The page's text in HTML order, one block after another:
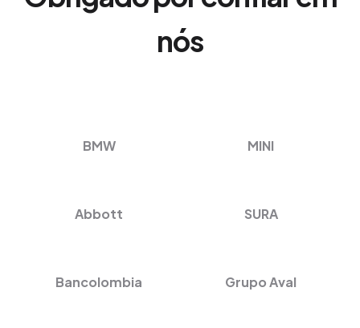
nós
BMW MINI
Abbott SURA
Bancolombia Grupo Aval